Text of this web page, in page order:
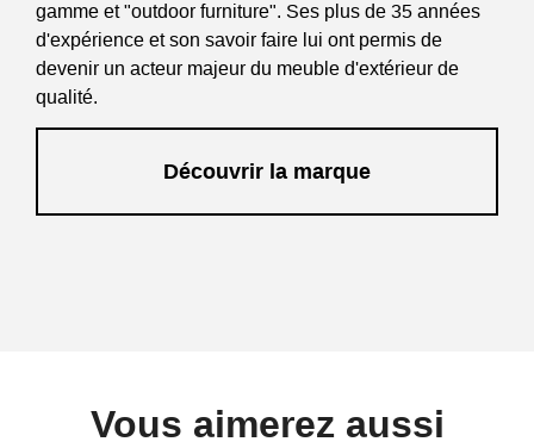
gamme et "outdoor furniture". Ses plus de 35 années
d'expérience et son savoir faire lui ont permis de
devenir un acteur majeur du meuble d'extérieur de
qualité.
Découvrir la marque
Vous aimerez aussi